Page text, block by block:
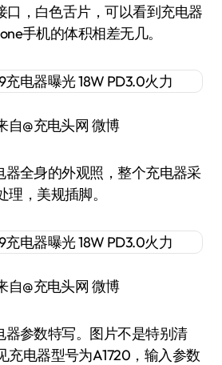
口，白色舌片，可以看到充电器
手机的体积相差无几。
自@充电头网 微博
全身的外观照，整个充电器采
，美规插脚。
自@充电头网 微博
参数特写。图片不是特别清
充电器型号为A1720，输入参数